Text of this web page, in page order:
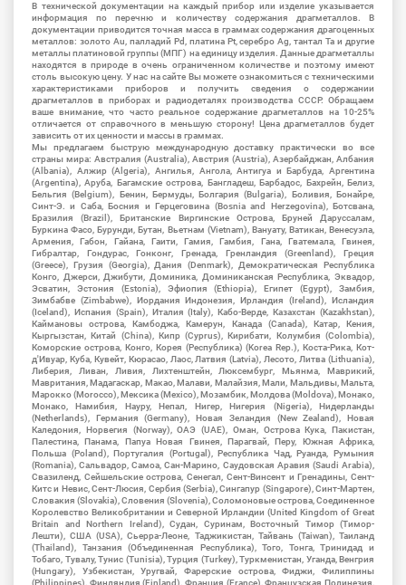
В технической документации на каждый прибор или изделие указывается
информация по перечню и количеству содержания драгметаллов. В
документации приводится точная масса в граммах содержания драгоценных
металлов: золото Au, палладий Pd, платина Pt, серебро Ag, тантал Ta и другие
металлы платиновой группы (МПГ) на единицу изделия. Данные драгметаллы
находятся в природе в очень ограниченном количестве и поэтому имеют
столь высокую цену. У нас на сайте Вы можете ознакомиться с техническими
характеристиками приборов и получить сведения о содержании
драгметаллов в приборах и радиодеталях производства СССР. Обращаем
ваше внимание, что часто реальное содержание драгметаллов на 10-25%
отличается от справочного в меньшую сторону! Цена драгметаллов будет
зависить от их ценности и массы в граммах.
Мы предлагаем быструю международную доставку практически во все
страны мира: Австралия (Australia), Австрия (Austria), Азербайджан, Албания
(Albania), Алжир (Algeria), Ангилья, Ангола, Антигуа и Барбуда, Аргентина
(Argentina), Аруба, Багамские острова, Бангладеш, Барбадос, Бахрейн, Белиз,
Бельгия (Belgium), Бенин, Бермуды, Болгария (Bulgaria), Боливия, Бонайре,
Синт-Э. и Саба, Босния и Герцеговина (Bosnia and Herzegovina), Ботсвана,
Бразилия (Brazil), Британские Виргинские Острова, Бруней Даруссалам,
Буркина Фасо, Бурунди, Бутан, Вьетнам (Vietnam), Вануату, Ватикан, Венесуэла,
Армения, Габон, Гайана, Гаити, Гамия, Гамбия, Гана, Гватемала, Гвинея,
Гибралтар, Гондурас, Гонконг, Гренада, Гренландия (Greenland), Греция
(Greece), Грузия (Georgia), Дания (Denmark), Демократическая Республика
Конго, Джерси, Джибути, Доминика, Доминиканская Республика, Эквадор,
Эсватин, Эстония (Estonia), Эфиопия (Ethiopia), Египет (Egypt), Замбия,
Зимбабве (Zimbabwe), Иордания Индонезия, Ирландия (Ireland), Исландия
(Iceland), Испания (Spain), Италия (Italy), Кабо-Верде, Казахстан (Kazakhstan),
Каймановы острова, Камбоджа, Камерун, Канада (Canada), Катар, Кения,
Кыргызстан, Китай (China), Кипр (Cyprus), Кирибати, Колумбия (Colombia),
Коморские острова, Конго, Корея (Республика) (Korea Rep.), Коста-Рика, Кот-
д'Ивуар, Куба, Кувейт, Кюрасао, Лаос, Латвия (Latvia), Лесото, Литва (Lithuania),
Либерия, Ливан, Ливия, Лихтенштейн, Люксембург, Мьянма, Маврикий,
Мавритания, Мадагаскар, Макао, Малави, Малайзия, Мали, Мальдивы, Мальта,
Марокко (Morocco), Мексика (Mexico), Мозамбик, Молдова (Moldova), Монако,
Монако, Намибия, Науру, Непал, Нигер, Нигерия (Nigeria), Нидерланды
(Netherlands), Германия (Germany), Новая Зеландия (New Zealand), Новая
Каледония, Норвегия (Norway), ОАЭ (UAE), Оман, Острова Кука, Пакистан,
Палестина, Панама, Папуа Новая Гвинея, Парагвай, Перу, Южная Африка,
Польша (Poland), Португалия (Portugal), Республика Чад, Руанда, Румыния
(Romania), Сальвадор, Самоа, Сан-Марино, Саудовская Аравия (Saudi Arabia),
Свазиленд, Сейшельские острова, Сенегал, Сент-Винсент и Гренадины, Сент-
Китс и Невис, Сент-Люсия, Сербия (Serbia), Сингапур (Singapore), Синт-Мартен,
Словакия (Slovakia), Словения (Slovenia), Соломоновые острова, Соединенное
Королевство Великобритании и Северной Ирландии (United Kingdom of Great
Britain and Northern Ireland), Судан, Суринам, Восточный Тимор (Тимор-
Лешти), США (USA), Сьерра-Леоне, Таджикистан, Тайвань (Taiwan), Таиланд
(Thailand), Танзания (Объединенная Республика), Того, Тонга, Тринидад и
Тобаго, Тувалу, Тунис (Tunisia), Турция (Turkey), Туркменистан, Уганда, Венгрия
(Hungary), Узбекистан, Уругвай, Фарерские острова, Фиджи, Филиппины
(Philippines), Финляндия (Finland), Франция (France), Французская Полинезия,